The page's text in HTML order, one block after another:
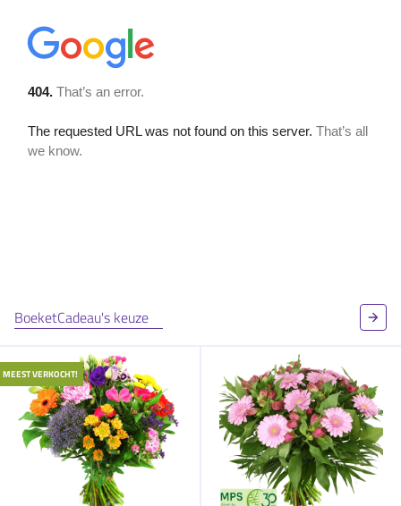
BoeketCadeau's keuze
MEEST VERKOCHT!